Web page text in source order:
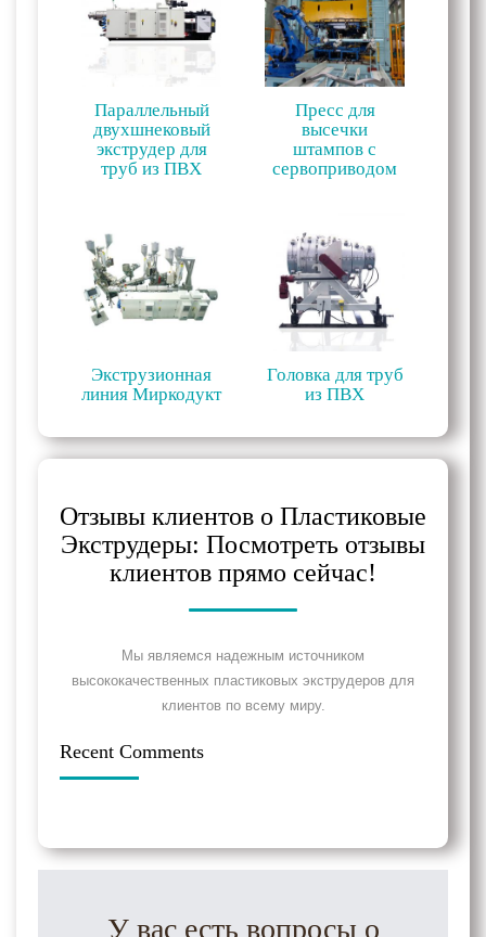
Параллельный
двухшнековый
экструдер для
труб из ПВХ
Пресс для
высечки
штампов с
сервоприводом
Экструзионная
линия Миркодукт
Головка для труб
из ПВХ
Отзывы клиентов о Пластиковые
Экструдеры: Посмотреть отзывы
клиентов прямо сейчас!
Мы являемся надежным источником
высококачественных пластиковых экструдеров для
клиентов по всему миру.
Recent Comments
У вас есть вопросы о